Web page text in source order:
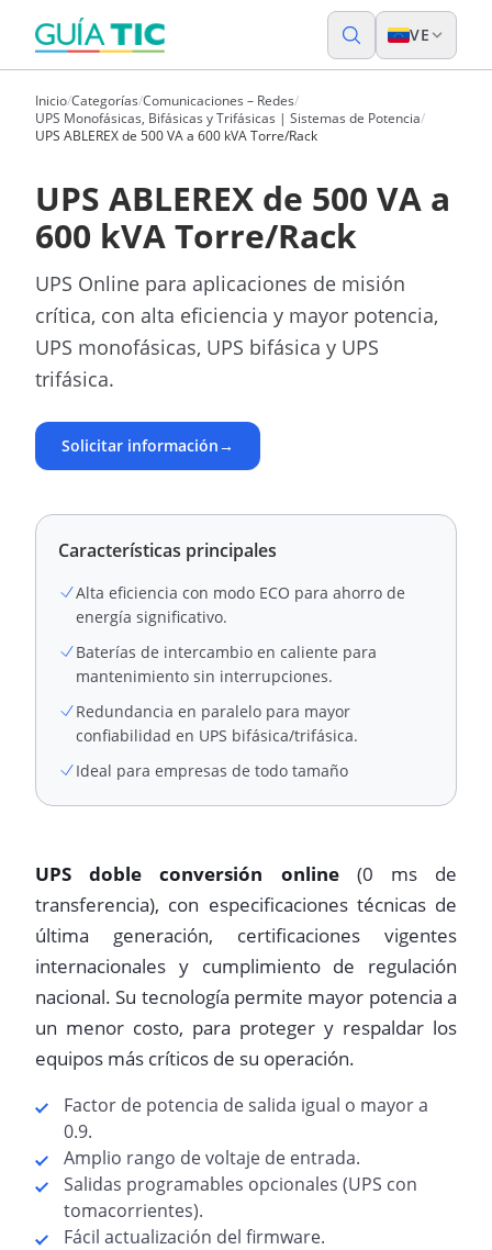
VE
Inicio/Categorías/Comunicaciones – Redes/
UPS Monofásicas, Bifásicas y Trifásicas | Sistemas de Potencia/
UPS ABLEREX de 500 VA a 600 kVA Torre/Rack
UPS ABLEREX de 500 VA a
600 kVA Torre/Rack
UPS Online para aplicaciones de misión
crítica, con alta eficiencia y mayor potencia,
UPS monofásicas, UPS bifásica y UPS
trifásica.
Solicitar información→
Características principales
Alta eficiencia con modo ECO para ahorro de
energía significativo.
Baterías de intercambio en caliente para
mantenimiento sin interrupciones.
Redundancia en paralelo para mayor
confiabilidad en UPS bifásica/trifásica.
Ideal para empresas de todo tamaño
UPS doble conversión online (0 ms de
transferencia), con especificaciones técnicas de
última generación, certificaciones vigentes
internacionales y cumplimiento de regulación
nacional. Su tecnología permite mayor potencia a
un menor costo, para proteger y respaldar los
equipos más críticos de su operación.
Factor de potencia de salida igual o mayor a
0.9.
Amplio rango de voltaje de entrada.
Salidas programables opcionales (UPS con
tomacorrientes).
Fácil actualización del firmware.